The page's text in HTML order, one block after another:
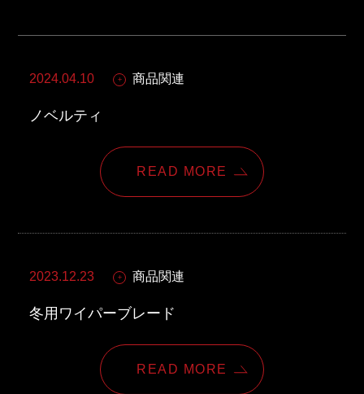
株式会社 ソナティック
東邦グループの採用情報
東邦グループからのお知らせ
東邦コラム
お問い合わせ
TOHO GROUP INSTAGRAM
YouTube
2024.04.10 商品関連
ノベルティ
READ MORE
2023.12.23 商品関連
冬用ワイパーブレード
READ MORE